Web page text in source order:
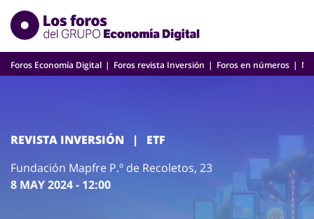
Skip
content
Foros Economía Digital Foros revista Inversión Foros en números
REVISTA INVERSIÓN |
ETF
Fundación Mapfre P.º de Recoletos, 23
8 MAY 2024 - 12:00